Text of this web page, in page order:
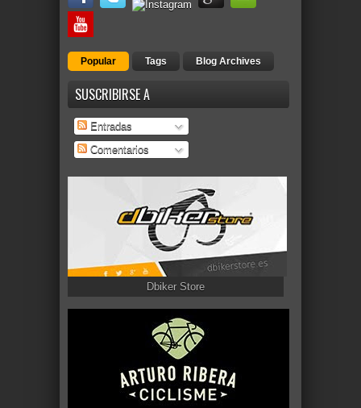
Popular Tags Blog Archives
SUSCRIBIRSE A
Entradas
Comentarios
Dbiker Store